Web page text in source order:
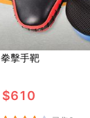
拳擊手靶
$610